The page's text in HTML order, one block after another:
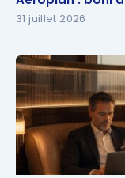
31 juillet 2026